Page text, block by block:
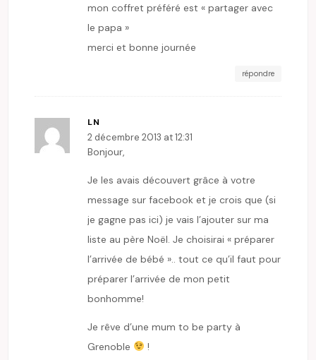
mon coffret préféré est « partager avec
le papa »
merci et bonne journée
répondre
LN
2 décembre 2013 at 12:31
Bonjour,
Je les avais découvert grâce à votre
message sur facebook et je crois que (si
je gagne pas ici) je vais l’ajouter sur ma
liste au père Noël. Je choisirai « préparer
l’arrivée de bébé ».. tout ce qu’il faut pour
préparer l’arrivée de mon petit
bonhomme!
Je rêve d’une mum to be party à
Grenoble
!